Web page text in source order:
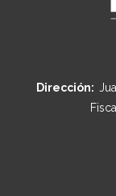
Dirección: